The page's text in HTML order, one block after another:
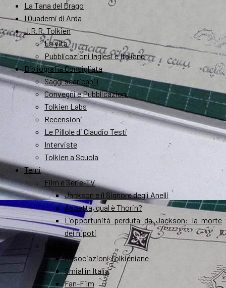
La Tana del Drago
I Quaderni di Arda
J.R.R. Tolkien
La vita
Pubblicazioni Inglesi e Italiane
Bibliografia Consigliata
Saggi scaricabili
Convegni e Pubblicazioni
Tolkien Labs
Recensioni
Le Pillole di Claudio Testi
Interviste
Tolkien a Scuola
Temi
Film e Serie-TV
Jackson e il Signore degli Anelli
Aspetta, qual è Thorin?
L’opportunità perduta da Jackson: la morte
dei nipoti
Fandom
Associazioni Tolkieniane
Smial in Italia
Fan-Film